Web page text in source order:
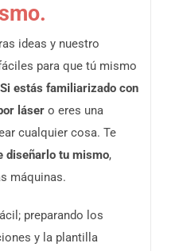
ideas y nuestro
para que tú mismo
Si estás familiarizado con
lásero eres una
cualquier cosa. Te
diseñarlo tu mismo,
máquinas.
preparando los
y la plantilla